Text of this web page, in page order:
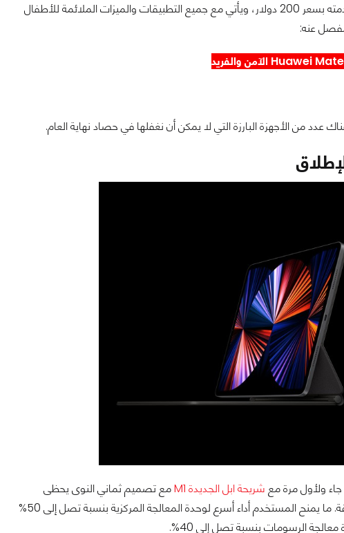
الذي قدمته بسعر 200 دولار، ويأتي مع جميع التطبيقات والميزات الملائمة للأطفال
عنه:
الآمن والفريد
عدد من الأجهزة البارزة التي لا يمكن أن نغفلها في حصاد نهاية العام.
جاء ولأول مرة مع شريحة ابل الجديدة M1
مع تصميم ثماني النوى يحظى
بأسرع أنوية وحدة معالجة مركزية في العالم مصنوعة من السيليكون منخفض الطاقة. ما يمنح المستخدم أداء أسرع لوحدة المعالجة المركزية بنسبة تصل إلى 50%